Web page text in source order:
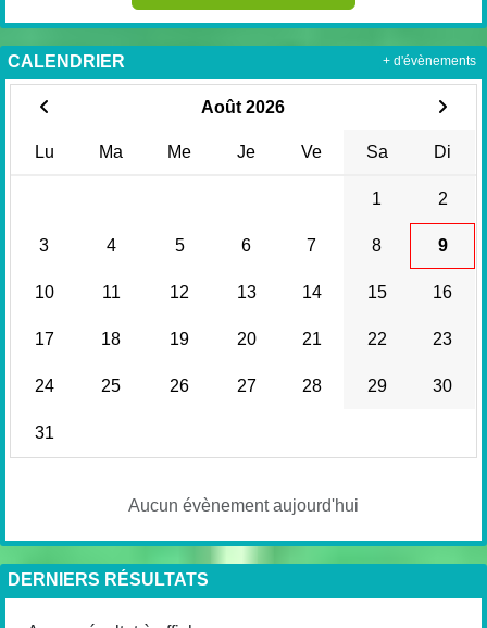
CALENDRIER
Août 2026
Lu Ma Me Je Ve Sa Di
1 2
3 4 5 6 7 8 9
10 11 12 13 14 15 16
17 18 19 20 21 22 23
24 25 26 27 28 29 30
31
Aucun évènement aujourd'hui
+ d'évènements
DERNIERS RÉSULTATS